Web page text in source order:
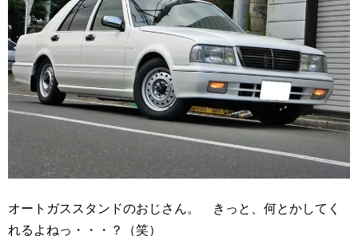
オートガススタンドのおじさん。 きっと、何とかしてく
れるよねっ・・・？（笑）